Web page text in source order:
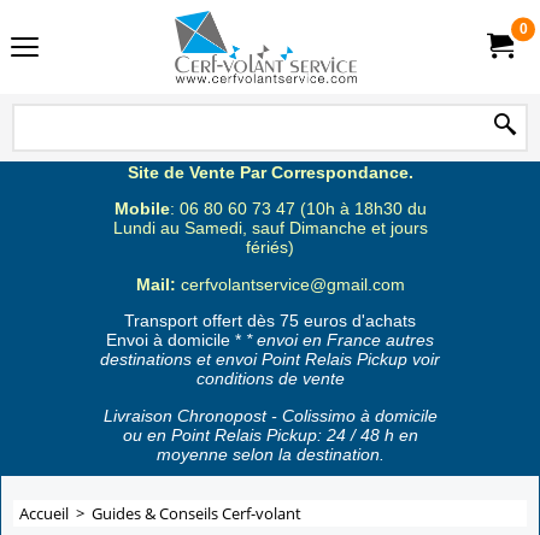
0
Site de Vente Par Correspondance.
Mobile: 06 80 60 73 47 (10h à 18h30 du
Lundi au Samedi, sauf Dimanche et jours
fériés)
Mail: cerfvolantservice@gmail.com
Transport offert dès 75 euros d'achats
Envoi à domicile * * envoi en France autres
destinations et envoi Point Relais Pickup voir
conditions de vente
Livraison Chronopost - Colissimo à domicile
ou en Point Relais Pickup: 24 / 48 h en
moyenne selon la destination.
Accueil > Guides & Conseils Cerf-volant